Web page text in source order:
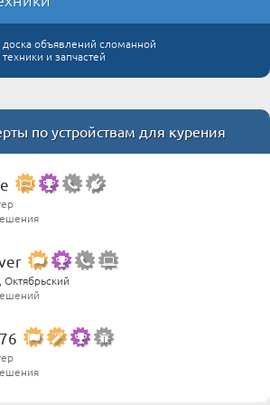
доска объявлений сломанной
техники и запчастей
по устройствам для курения
Октябрьский